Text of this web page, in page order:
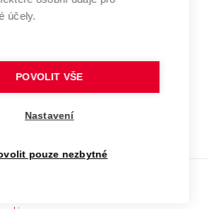
fondů
odkaz)
www.vut.cz
vut@vutbr.cz
účely.
POVOLIT VŠE
Nastavení
pouze nezbytné